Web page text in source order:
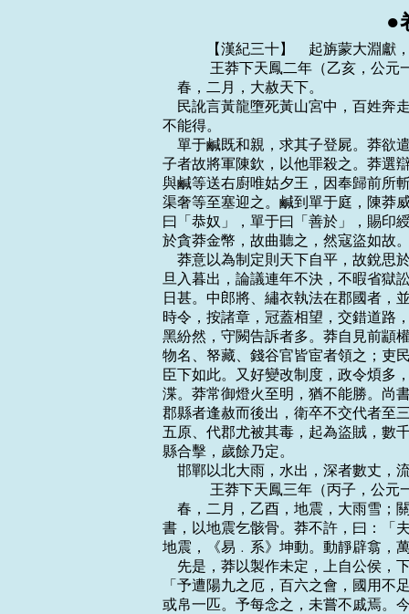
●
　　【漢紀三十】　起旃蒙大淵獻，盡玄黓敦牂，凡八年。
    　　 王莽下天鳳二年（乙亥，公元一五年）
    春，二月，大赦天下。
    民訛言黃龍墮死黃山宮中，百姓奔走往觀者有萬數。莽惡之，捕系，問語所從起，
不能得。
    單于鹹既和親，求其子登屍。莽欲遣使送致，恐鹹怨恨，害使者，乃收前言當誅侍
子者故將軍陳欽，以他罪殺之。莽選辯士濟南王鹹為大使。夏，五月，莽復遣和親侯歙
與鹹等送右廚唯姑夕王，因奉歸前所斬侍子登及諸貴人從者喪。單于遣雲、當子男大且
渠奢等至塞迎之。鹹到單于庭，陳莽威德，莽亦多遺單于金珍，因諭說改其號，號匈奴
曰「恭奴」，單于曰「善於」，賜印綬，封骨都侯當為後安公，當子男奢為後安侯。單
於貪莽金幣，故曲聽之，然寇盜如故。
    莽意以為制定則天下自平，故銳思於地理，制禮，作樂，講合《六經》之說。公卿
旦入暮出，論議連年不決，不暇省獄訟冤結，民之急務。縣宰缺者數年守兼，一切貪殘
日甚。中郎將、繡衣執法在郡國者，並乘權勢，傳相舉奏。又十一公士分佈勸農桑，班
時令，按諸章，冠蓋相望，交錯道路，召會吏民，逮捕證左，郡縣賦斂，遞相賕賂，白
黑紛然，守闕告訴者多。莽自見前顓權以得漢政，故務自攬眾事，有司受成苟免。諸寶
物名、帑藏、錢谷官皆宦者領之；吏民上封事，宦官、左右開發，尚書不得知。其畏備
臣下如此。又好變改制度，政令煩多，當奉行者，輒質問乃以從事，前後相乘，憒眊不
渫。莽常御燈火至明，猶不能勝。尚書因是為奸，寢事，上書待報者連年不得去，拘系
郡縣者逢赦而後出，衛卒不交代者至三歲。谷糴常貴，邊兵二十餘萬人，仰衣食縣官。
五原、代郡尤被其毒，起為盜賊，數千人為輩，轉入旁郡。莽遣捕盜將軍孔仁將兵與郡
縣合擊，歲餘乃定。
    邯鄲以北大雨，水出，深者數丈，流殺數千人。
    　　 王莽下天鳳三年（丙子，公元一六年）
    春，二月，乙酉，地震，大雨雪；關東尤甚，深者一丈，竹柏或枯。大司空王邑上
書，以地震乞骸骨。莽不許，曰：「夫地有動有震，震者有害，動者不害。《春秋》記
地震，《易﹒系》坤動。動靜辟翕，萬物生焉。」其好自誣飾，皆此類也。
    先是，莽以製作未定，上自公侯，下至小吏，皆不得俸祿。夏，五月，莽下書曰：
「予遭陽九之厄，百六之會，國用不足，民人騷動，自公卿以下，一月之祿十□布二匹，
或帛一匹。予每念之，未嘗不戚焉。今厄會已度，府帑雖未能充，略頗稍給。其以六月
朔庚寅始，賦吏祿皆如制度。」四輔、公卿、大夫、士下至輿、僚，凡十五等。僚祿一
歲六十六斛，稍以差增。上至四輔而為萬斛雲。莽又曰：「古者歲豐穰則充其禮，有災
害則有所損，與百姓同憂喜也。其用上計時通計，天下幸無災害者，太官膳羞備其品矣；
即有災害，以什率多少而損膳焉。自十一公、六司、六卿以下，各分州郡、國邑保其災
害，亦以十率多少而損其祿。郎、從官、中都官吏食祿都內之委者，以太官膳羞備損而
為節。冀上下同心，勸進農業，安元元焉。」莽之制度煩碎如此，課計不可理，吏終不
得祿，各因官職為奸，受取賕賂以自共給焉。
    戊辰，長平館西岸崩，壅涇水不流，毀而北行。群臣上壽，以為《河圖》所謂「以
土填水」，匈奴滅亡之祥也。莽乃遣并州牧宋弘、游擊都尉任萌等將兵擊匈奴，至邊上
屯。
    秋，七月，辛酉，霸城門災。
    戊子晦，日有食之。大赦天下。
    平蠻將軍馮茂擊句町，士卒疾疫死者什六七，賦斂民財什取五，益州虛耗而不克；
征還，下獄死。冬，更遣寧始將軍廉丹與庸部牧史熊，大發天水、隴西騎士，廣漢、巴、
蜀、犍為吏民十萬人、轉輸者合二十萬人擊之。始至，頗斬首數千；其後軍糧前後不相
及，士卒饑疫。莽征丹、熊，丹、熊願益調度，必克乃還，復大賦斂。就都大尹馮英不
肯給，上言：「自西南夷反叛以來，積且十年，郡縣距擊不已。續用馮茂，苟施一切之
政，僰道以南，山險高深，茂多驅眾遠居，費以億計，吏士罹毒氣死者什七。今丹、熊
懼於自詭，期會調發諸郡兵谷，復訾民取其什四，空破梁州，功終不遂。宜罷兵屯田，
明設購賞。」莽怒，免英官；後頗覺寤，曰：「英亦未可厚非。」復以英為長沙連率。
粵巂蠻夷任貴亦殺太守枚根，自立為邛谷王。
    翟義黨王孫慶捕得，莽使太醫、尚方與巧屠共刳剝之，量度五臧，以竹筵導其脈，
知所終始，雲可以治病。
    是歲，遣大使五威將王駿、西域都護李崇、戊己校尉郭欽出西域。諸國皆郊迎，送
兵谷。駿欲襲擊之，焉耆詐降而聚兵自備，駿等將莎車、龜茲兵七千餘人分為數部，命
郭欽及佐帥何封別將居後。駿等入焉耆，焉耆伏兵要遮駿，及姑墨、封犁、危須國兵為
反間，還共襲駿等，皆殺之。欽、封後至焉耆，焉耆兵未還，欽襲擊，殺其老弱，從車
師還入塞。莽拜欽為填外將軍，封劋胡子；何封為集胡男。李崇收餘士，還保龜茲。及
莽敗，崇沒，西域遂絕。
    　　 王莽下天鳳四年（丁丑，公元一七年）
    夏，六月，莽更授諸侯茅土於明堂，親設文石之平，陳菁茅四色之土，告於岱宗、
泰社、後土、先祖、先妣以班授之。莽好空言，慕古法，多封爵人，性實吝嗇，托以地
理未定，故且先賦茅土，用慰喜封者。
    秋，八月，莽親之南郊，鑄作威鬥，以五石銅為之，若北斗，長二尺五寸，欲以厭
勝眾兵。既成，令司命負之，莽出在前，入在御旁。
    莽置羲和命士，以督五均、六筦。郡有數人，皆用富賈為之，乘傳求利，交錯天下。
因與郡縣通姦，多張空簿，府藏不實，百姓愈病。是歲，莽復下詔申明六筦，每一筦為
設科條防禁，犯者罪至死。奸吏猾民並侵，眾庶各不安生，又一切調上公以下諸有奴婢
者，率一口出錢三千六百，天下愈愁。納言馮常以六筦諫，莽大怒，免常官。法令煩苛，
民搖手觸禁，不得耕桑，繇役煩劇，而枯旱、蝗蟲相因，獄訟不決。吏用苛暴立威，旁
緣莽禁，侵刻小民，富者不自保，貧者無以自存，於是並起為盜賊，依阻山澤，吏不能
禽而覆蔽之，浸淫日廣。臨淮瓜田儀等依阻會稽長州；琅邪呂母聚黨數千人，殺海曲宰，
入海中為盜，其眾浸多，至萬數。荊州饑饉，民眾入野澤，掘鳧茈而食之，更相侵奪。
新市人王匡、王鳳為平理諍訟，遂推為渠帥，眾數百人。於是諸亡命者南陽馬武、穎川
王常、成丹等，皆往從之。共攻離鄉聚，臧於綠林山中，數月間至七八千人。又有南郡
張霸、江夏羊牧等與王匡俱起，眾皆萬人。莽遣使者即赦盜賊，還言：「盜賊解輒復合，
問其故，皆曰：『愁法禁煩苛，不得舉手，力作所得，不足以給貢稅；閉門自守，又坐
鄰伍鑄錢挾銅，奸吏因以愁民。』民窮，悉起為盜賊。」莽大怒，免之。其或順指言
「民驕黠當誅」及言「時運適然，且滅不久」，莽說，輒遷官。
    　　 王莽下天鳳五年（戊寅，公元一八年）
    春，正月，朔，北軍南門災。
    以大司馬司允費興為荊州牧；見，問到部方略，興對曰：「荊、揚之民，率依阻山
澤，以漁采為業。間者國張六筦，稅山澤，妨奪民之利，連年久旱，百姓饑窮，故為盜
賊。興到部，欲令明曉告盜賊歸田裡，假貸犁牛、種食，闊其租賦，冀可以解釋安集。」
莽怒，免興官。
    天下吏以不得俸祿，並為奸利，郡尹、縣宰家累千金。莽乃考始建國二年胡虜猾夏
以來諸軍吏及緣邊吏大夫以上為奸利增產致富者，收其家所有財產五分之四以助邊急。
公府士馳傳天下，考覆貪饕，關吏告其將、奴婢告其主，冀以禁奸，而奸愈甚。
    莽孫功崇公宗坐自畫容貌，被服天子衣冠，刻三印，發覺，自殺。宗姊妨為衛將軍
王興夫人，坐祝詛姑，殺婢以絕口，與興皆自殺。
    是歲，揚雄卒。初，成帝之世，雄為郎，給事黃門，與莽及劉秀並列；哀帝之初，
又與董賢同官。莽、賢為三公，權傾人主，所薦莫不拔擢，而雄三世不徙官。及莽篡位，
雄以耆老久次，轉為大夫。恬於勢利，好古樂道，欲以文章成名於後世，乃作《大玄》
以綜天、地、人之道；又見諸子各以其智舛馳，大抵詆訾聖人，即為怪迂、析辯詭辭以
撓世事，雖小辯，終破大道而惑眾，使溺於所聞而不自知其非也，故人時有問雄者，常
用法應之，號曰《法言》。用心於內，不求於外，於時人皆忽之；唯劉秀及范逡敬焉，
而桓譚以為絕倫，巨鹿侯芭師事焉。大司空王邑、納言嚴尤聞雄死，謂桓譚曰：「子常
稱揚雄書，豈能傳於後世乎？」譚曰：「必傳，顧君與譚不及見也。凡人賤近而貴遠，
親見揚子雲祿位容貌不能動人，故輕其書。昔老聃著虛無之言兩篇，薄仁義，非禮學，
然後好之者尚以為過於《五經》，自漢文、景之君及司馬遷皆有是言。今揚子之書文義
至深，而論不詭於聖人，則必度越諸子矣！」
    琅邪樊崇起兵於莒，眾百餘人，轉入太山。群盜以崇勇猛，皆附之，一歲間至萬餘
人。崇同郡人逄安、東海人徐宣、謝祿、楊音各起兵，合數萬人，復引從崇。共還攻莒，
不能下，轉掠青、徐間。又有東海刁子都，亦起兵鈔擊徐、兗。莽遣使者發郡國兵擊之，
不能克。
    烏累單于死，弟左賢王輿立，為呼都而屍道皋若鞮單于。輿既立，貪利賞賜，遣大
且渠奢與伊墨居次雲女弟之子醯櫝王，俱奉獻至長安。莽遣和親侯歙與奢等俱至制虜塞
下，與雲及須卜當會；因以兵迫脅雲、當，將至長安。雲、當小男從塞下得脫，歸匈奴。
當至長安，莽拜為須卜單于，欲出大兵以輔立之，兵調度亦不合。而匈奴愈怒，並入北
邊為寇。
    　　 王莽下天鳳六年（己卯，公元一九年）
    春，莽見盜賊多，乃令太史推三萬六千歲歷紀，六歲一改元，布天下。下書自言己
當如黃帝仙升天，欲以誑耀百姓，銷解盜賊。眾皆笑之。
    初獻《新樂》於明堂、太廟。
    更始將軍廉丹擊益州，不能克。益州夷棟蠶、若豆等起兵殺郡守，越巂夷人大牟亦
叛，殺略吏人。莽召丹還，更遣大司馬護軍郭興、庸部牧李曄擊蠻夷若豆等、太傅羲叔
士孫喜清潔江湖之盜賊。而匈奴寇邊甚，莽乃大募天下丁男及死罪囚、吏民奴，名曰豬
突、豨勇，以為銳卒。一切稅天下吏民，訾三十取一，縑帛皆輸長安。令公卿以下至郡
縣黃綬皆保養軍馬，多少各以秩為差，吏盡復以與民。又博募有奇技術可以攻匈奴者，
將待以不次之位，言便宜者以萬數。或言能度水不用舟楫，連馬接騎，濟百萬師。或言
不持斗糧，服食藥物，三軍不饑。或言能飛，一日千里，可窺匈奴；莽輒試之，取大鳥
翮為兩翼，頭與身皆著毛，通引環紐，飛數百步墮。莽知其不可用，苟欲獲其名，皆拜
為理軍，賜以車馬，待發。初，莽之欲誘迎須卜當也，大司馬嚴尤諫曰：「當在匈奴右
部，兵不侵邊，單于動靜輒語中國，此方面之大助也。於今迎當置長安槁街，一胡人耳，
不如在匈奴有益。」莽不聽。既得當，欲遣尤與廉丹擊匈奴，皆賜姓征氏，號二征將軍，
令誅單于輿而立當代之。出車城西橫廄，未發。尤素有智略，非莽攻伐四夷，數諫不從，
及當出，廷議，尤固言：「匈奴可且以為後，先憂山東盜賊。」莽大怒，策免尤。
    大司空議曹史代郡范升奏記王邑曰：「升聞子以人不間於其父母為孝，臣以下不非
其君上為忠。今眾人鹹稱朝聖，皆曰公明。蓋明者無不見，聖者無不聞。今天下之事，
昭昭於日月，震震於雷霆，而朝雲不見，公雲不聞，則元元焉所呼天！公以為是而不言，
則過小矣；知而從令，則過大矣。二者於公無可以免，宜乎天下歸怨於公矣。朝以遠者
不服為至念，升以近者不悅為重憂。今動與時戾，事與道反，馳騖覆車之轍，踵循敗事
之後，後出益可怪，晚發愈可懼耳。方春歲首而動發遠役，藜藿不充，田荒不耕，谷價
騰躍，斛至數千，吏民陷於湯火之中，非國家之民也。如此，則胡、貊守闕，青、徐之
寇在於帷帳矣。升有一言，可以解天下倒縣，免元元之急；不可書傳，願蒙引見，極陳
所懷。」邑不聽。
    翼平連率田況奏郡縣訾民不實，莽復三十取一。以況忠言憂國，進爵為伯，賜錢二
百萬，眾庶皆詈之。青、徐民多棄鄉里流亡，老弱死道路，壯者入賊中。
    夙夜連率韓博上言：「有奇士，長丈，大十圍，來至臣府，曰欲奮擊胡虜，自謂巨
毋霸，出於蓬萊東南五城西北昭如海瀕，軺車不能載，三馬不能勝。即日以大車四馬，
建虎旗，載霸詣闕。霸臥則枕鼓，以鐵箸食，此皇天所以輔新室也。願陛下作大甲、高
車、賁育之衣，遣大將一人與虎賁百人迎之於道。京師門戶不容者，開高大之，以示百
蠻，鎮安天下。」博意欲以風莽，莽聞，惡之，留霸在所新豐，更其姓曰巨母氏，謂因
文母太后而霸王符也。征博，下獄，以非所宜言，棄市。
    關東饑旱連年，刁子都等黨眾浸多，至六七萬。
    　　 王莽下地皇元年（庚辰，公元二零年）
    春，正月，乙未，赦天下。改元曰地皇，從三萬六千歲歷號也。
    莽下書曰；「方出軍行師，敢有趨讙犯法者輒論斬，毋須時！」於是春、夏斬人都
市，百姓震懼，道路以目。
    莽見四方盜賊多，復欲厭之，又下書曰：「予之皇初祖考黃帝定天下，將兵為上將
軍，內設大將，外置大司馬五人，大將軍至士吏凡七十三萬八千九百人，士千三百五十
萬人。予受符命之文，稽前人，將條備焉。」於是置前、後、左、右、中大司馬之位，
賜諸州牧至縣宰皆有大將軍、偏、裨、校尉之號焉。乘傳使者經歷郡國，日且十輩，倉
無見谷以給；傳車馬不能足，賦取道中車馬，取辦於民。
    秋，七月，大風毀王路堂。莽下書曰：「乃壬午食甫時，有烈風雷雨發屋折木之變，
予甚恐焉；伏念一旬，迷乃解矣。昔符命文立安為新遷王，臨國洛陽，為統義陽王，議
者皆曰：『臨國洛陽為統，謂據土中為新室統也，宜為皇太子。』自此後，臨久病，雖
瘳不平。臨有兄而稱太子，名不正。惟即位以來，陰陽未和，谷稼鮮耗，蠻夷猾夏，寇
賊奸宄，人民征營，無所錯手足。深惟厥咎，在名不正焉。其立安為新遷王，臨為統義
陽王。」
    莽又下書曰：「寶黃廝赤。其令郎從官皆衣絳。」
    望氣為數者多言有土功象；九月，甲申，莽起九廟於長安城南，黃帝廟方四十丈，
高十七丈，餘廟半之，制度甚盛。博征天下工匠及吏民以義入錢谷助作者，駱驛道路；
窮極百工之巧；功費數百餘萬，卒徒死者萬數。
    是月，大雨，六十餘日。
    巨鹿男子馬適求等謀舉燕、趙兵以誅莽。大司空士王丹發覺，以聞。莽遣三公大夫
逮治黨與，連及郡國豪傑數千人，皆誅死。封丹為輔國侯。
    莽以私鑄錢死及非沮寶貨投四裔，犯法者多，不可勝行；乃更輕其法，私鑄作泉布
者與妻子沒入為官奴婢，吏及比伍知而不舉告，與同罪；非沮寶貨，民罰作一歲，吏免
官。
    太傅平晏死，以予虞唐尊為太傅。尊曰：「國虛民貧，咎在奢泰。」乃身短衣小褒，
乘牝馬、柴車、藉蒿，以瓦器飲食，又以歷遺公卿。出，見男女不異路者，尊自下車，
以象刑赭幡污染其衣。莽聞而說之，下詔申敕公卿：「思與厥齊。」封尊為平化侯。
    汝南郅惲明天文歷數，以為漢必再受命，上書說莽曰：「上天垂戒，欲悟陛下，令
就臣位。取之以天，還之以天，可謂知命矣！」莽大怒，系惲詔獄，逾冬，會赦得出。
    　　 王莽下地皇二年（辛巳，公元二一年）
    春，正月，莽妻死，謚曰孝睦皇後。初，莽妻以莽數殺其子，涕泣失明；莽令太子
臨居中養